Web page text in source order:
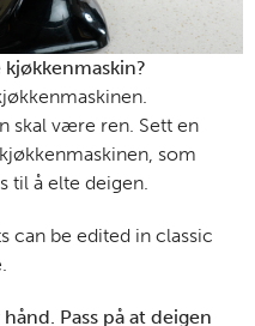
skal være ren. Sett en
som
til å elte deigen.
can be edited in classic
kjøkkenmaskin?
Pass på at deigen